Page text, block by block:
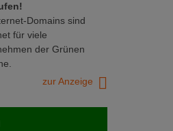
Domains sind
für viele
der Grünen
zur Anzeige